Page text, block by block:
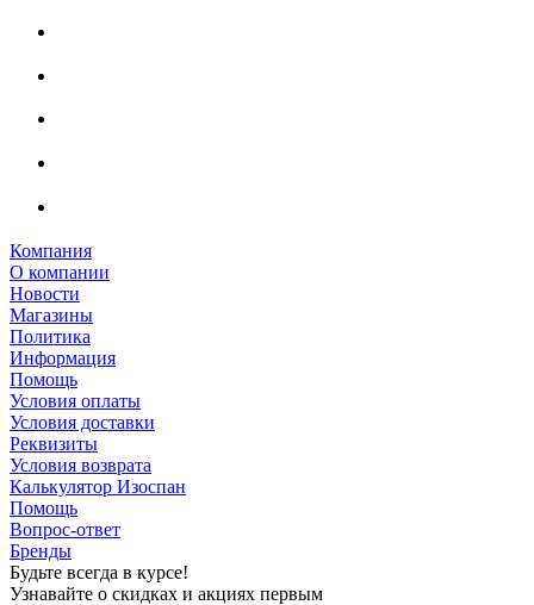
Компания
О компании
Новости
Магазины
Политика
Информация
Помощь
Условия оплаты
Условия доставки
Реквизиты
Условия возврата
Калькулятор Изоспан
Помощь
Вопрос-ответ
Бренды
Будьте всегда в курсе!
Узнавайте о скидках и акциях первым